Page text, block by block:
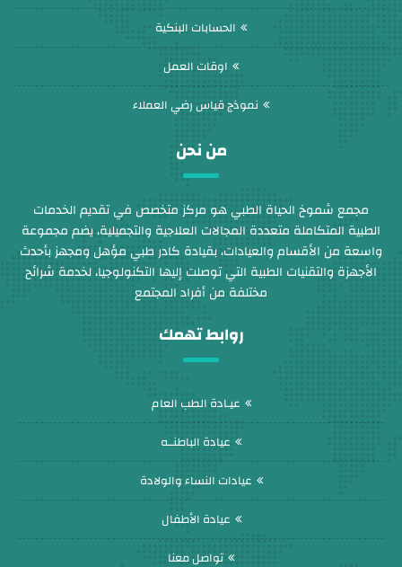
الحسابات البنكية
اوقات العمل
نموذج قياس رضي العملاء
من نحن
مجمع شموخ الحياة الطبي هو مركز متخصص في تقديم الخدمات
الطبية المتكاملة متعددة المجالات العلاجية والتجميلية، يضم مجموعة
واسعة من الأقسام والعيادات، بقيادة كادر طبي مؤهل ومجهز بأحدث
الأجهزة والتقنيات الطبية التي توصلت إليها التكنولوجيا، لخدمة شرائح
مختلفة من أفراد المجتمع
روابط تهمك
عيـادة الطب العام
عيادة الباطنــه
عيادات النساء والولادة
عيادة الأطفال
تواصل معنا